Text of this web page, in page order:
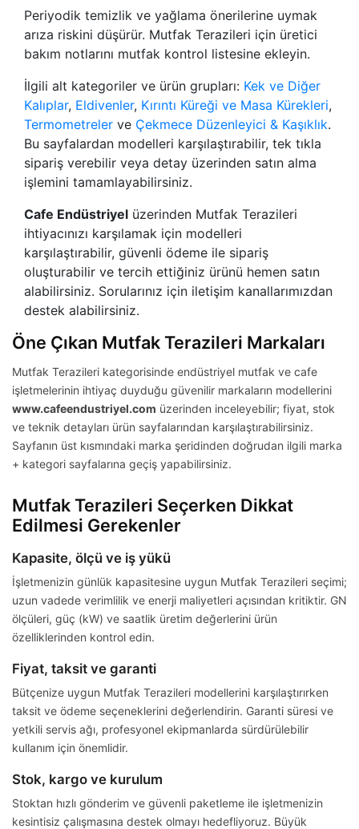
Periyodik temizlik ve yağlama önerilerine uymak
arıza riskini düşürür. Mutfak Terazileri için üretici
bakım notlarını mutfak kontrol listesine ekleyin.
İlgili alt kategoriler ve ürün grupları: Kek ve Diğer
Kalıplar, Eldivenler, Kırıntı Küreği ve Masa Kürekleri,
Termometreler ve Çekmece Düzenleyici & Kaşıklık.
Bu sayfalardan modelleri karşılaştırabilir, tek tıkla
sipariş verebilir veya detay üzerinden satın alma
işlemini tamamlayabilirsiniz.
Cafe Endüstriyel üzerinden Mutfak Terazileri
ihtiyacınızı karşılamak için modelleri
karşılaştırabilir, güvenli ödeme ile sipariş
oluşturabilir ve tercih ettiğiniz ürünü hemen satın
alabilirsiniz. Sorularınız için iletişim kanallarımızdan
destek alabilirsiniz.
Öne Çıkan Mutfak Terazileri Markaları
Mutfak Terazileri kategorisinde endüstriyel mutfak ve cafe
işletmelerinin ihtiyaç duyduğu güvenilir markaların modellerini
www.cafeendustriyel.com üzerinden inceleyebilir; fiyat, stok
ve teknik detayları ürün sayfalarından karşılaştırabilirsiniz.
Sayfanın üst kısmındaki marka şeridinden doğrudan ilgili marka
+ kategori sayfalarına geçiş yapabilirsiniz.
Mutfak Terazileri Seçerken Dikkat
Edilmesi Gerekenler
Kapasite, ölçü ve iş yükü
İşletmenizin günlük kapasitesine uygun Mutfak Terazileri seçimi;
uzun vadede verimlilik ve enerji maliyetleri açısından kritiktir. GN
ölçüleri, güç (kW) ve saatlik üretim değerlerini ürün
özelliklerinden kontrol edin.
Fiyat, taksit ve garanti
Bütçenize uygun Mutfak Terazileri modellerini karşılaştırırken
taksit ve ödeme seçeneklerini değerlendirin. Garanti süresi ve
yetkili servis ağı, profesyonel ekipmanlarda sürdürülebilir
kullanım için önemlidir.
Stok, kargo ve kurulum
Stoktan hızlı gönderim ve güvenli paketleme ile işletmenizin
kesintisiz çalışmasına destek olmayı hedefliyoruz. Büyük